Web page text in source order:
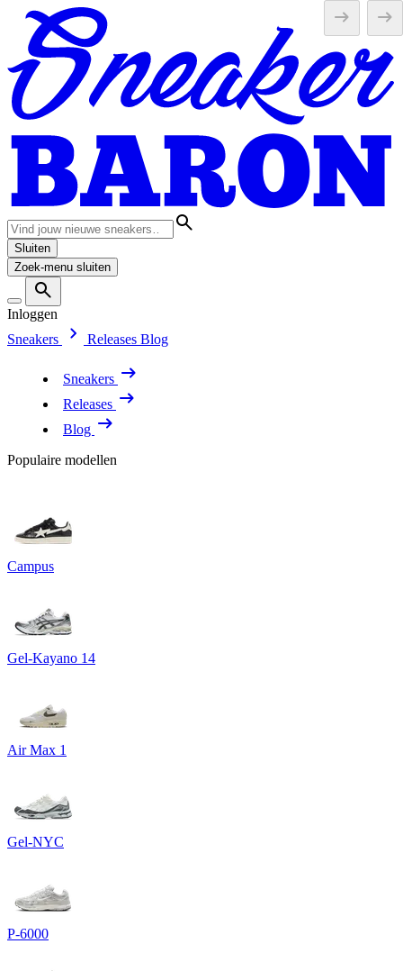
Sluiten
Zoek-menu sluiten
Inloggen
Sneakers
Releases Blog
Sneakers
Releases
Blog
Populaire modellen
Campus
Gel-Kayano 14
Air Max 1
Gel-NYC
P-6000